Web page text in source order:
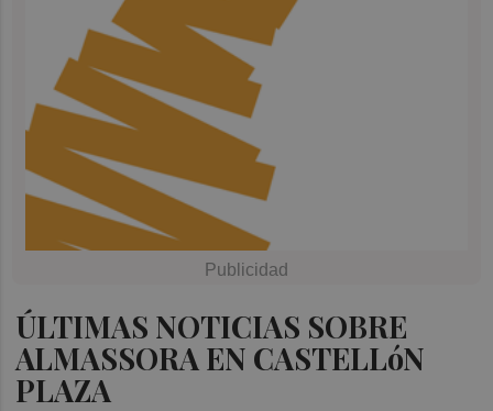
ÚLTIMAS NOTICIAS SOBRE
ALMASSORA EN CASTELLóN
PLAZA